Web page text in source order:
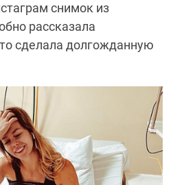
снимок из
рассказала
сделала долгожданную